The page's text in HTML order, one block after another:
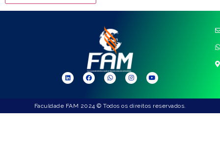
Faculdade FAM 2024 © Todos os direitos reservados.